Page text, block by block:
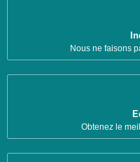
Nous ne faisons
Obtenez le